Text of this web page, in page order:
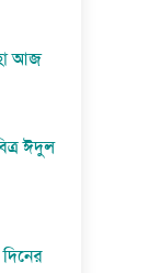
আজ
ঈদুল